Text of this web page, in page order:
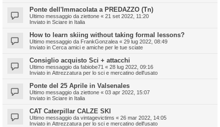
Ponte dell'Immacolata a PREDAZZO (Tn)
Ultimo messaggio da ziettone « 21 set 2022, 11:20
Inviato in Sciare in Italia
How to learn skiing without taking formal lessons?
Ultimo messaggio da FrankGonzalea « 29 lug 2022, 08:49
Inviato in Cerca amici e amiche per le tue sciate
Consiglio acquisto Sci + attacchi
Ultimo messaggio da fabiobe71 « 28 lug 2022, 09:16
Inviato in Attrezzatura per lo sci e mercatino dell'usato
Ponte del 25 Aprile in Valsenales
Ultimo messaggio da ziettone « 03 apr 2022, 15:07
Inviato in Sciare in Italia
CAT Caterpillar CALZE SKI
Ultimo messaggio da vintagevictims « 26 mar 2022, 14:05
Inviato in Attrezzatura per lo sci e mercatino dell'usato